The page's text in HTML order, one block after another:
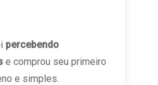
percebendo
e comprou seu primeiro
e simples.